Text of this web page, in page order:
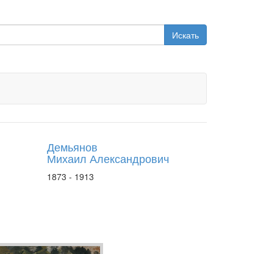
Искать
Демьянов
Михаил Александрович
1873 - 1913